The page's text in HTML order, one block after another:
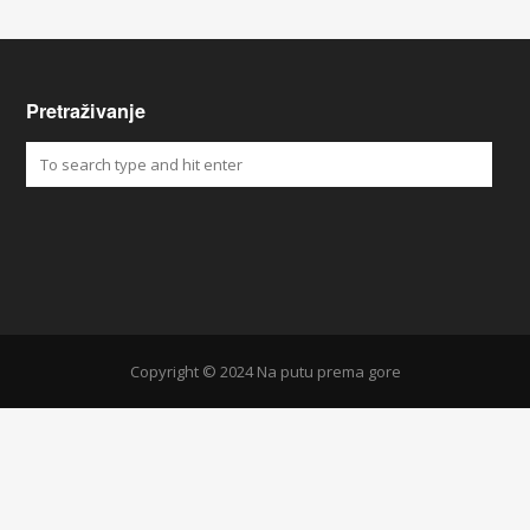
Pretraživanje
Copyright © 2024 Na putu prema gore